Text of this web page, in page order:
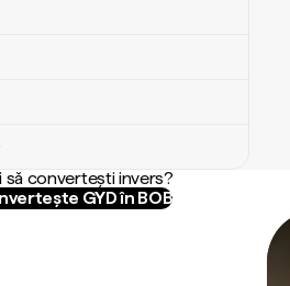
să convertești invers?
GYD în BOB